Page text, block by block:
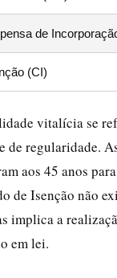
de
(CI)
vitalícia se
de regularidade.
aos 45 anos
de Isenção não
implica a
em lei.